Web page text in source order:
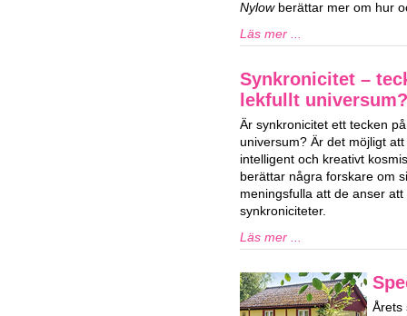
Nylowberättar mer om hur
Läs mer ...
Synkronicitet –
lekfullt universum?
Är synkronicitet ett tecken
universum? Är det möjligt
intelligent och kreativt
berättar några forskare om
meningsfulla att de anser
synkroniciteter.
Läs mer ...
Årets